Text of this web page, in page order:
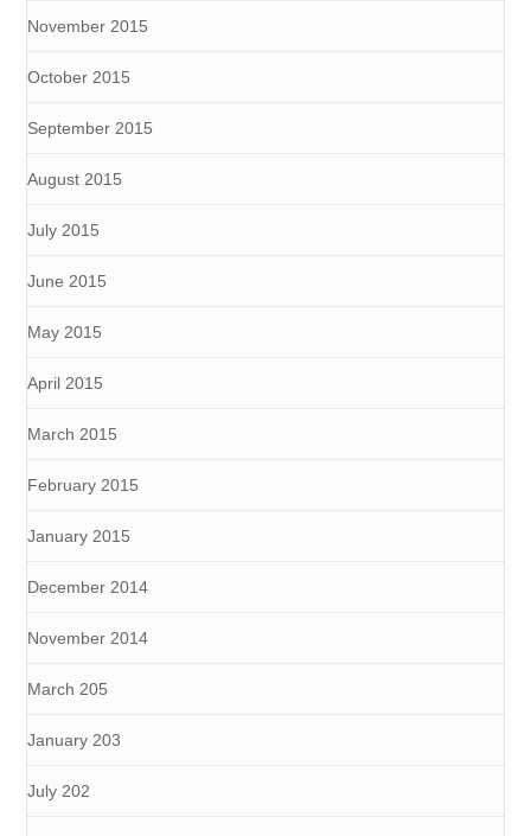
November 2015
October 2015
September 2015
August 2015
July 2015
June 2015
May 2015
April 2015
March 2015
February 2015
January 2015
December 2014
November 2014
March 205
January 203
July 202